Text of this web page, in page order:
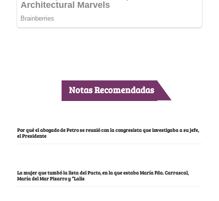
Notas Recomendadas
Por qué el abogado de Petro se reunió con la congresista que investigaba a su jefe,
el Presidente
La mujer que tumbó la lista del Pacto, en la que estaba María Fda. Carrascal,
María del Mar Pizarro y “Lalis